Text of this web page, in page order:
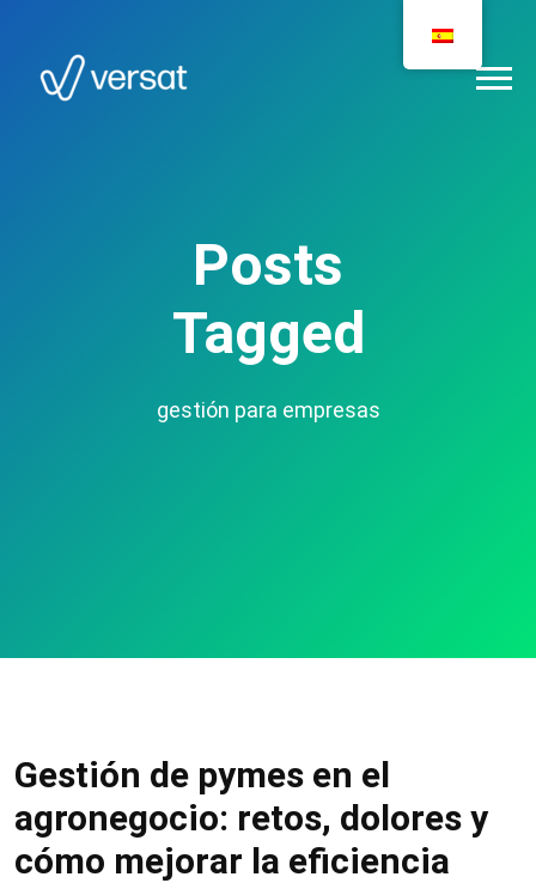
Posts
Tagged
gestión para empresas
Gestión de pymes en el
agronegocio: retos, dolores y
cómo mejorar la eficiencia